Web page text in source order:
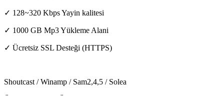
✓ 128~320 Kbps Yayin kalitesi
✓ 1000 GB Mp3 Yükleme Alani
✓ Ücretsiz SSL Desteği (HTTPS)
Shoutcast / Winamp / Sam2,4,5 / Solea